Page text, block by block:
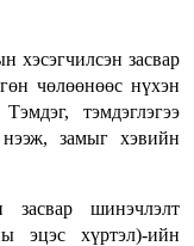
хэсэгчилсэн засвар
чөлөөнөөс нүхэн
тэмдэглэгээ
замыг хэвийн
засвар шинэчлэлт
эцэс хүртэл)-ийн